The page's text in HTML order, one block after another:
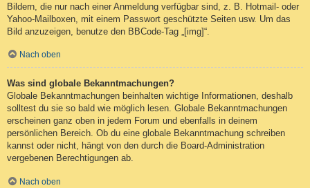
Bildern, die nur nach einer Anmeldung verfügbar sind, z. B. Hotmail- oder
Yahoo-Mailboxen, mit einem Passwort geschützte Seiten usw. Um das
Bild anzuzeigen, benutze den BBCode-Tag „[img]“.
Nach oben
Was sind globale Bekanntmachungen?
Globale Bekanntmachungen beinhalten wichtige Informationen, deshalb
solltest du sie so bald wie möglich lesen. Globale Bekanntmachungen
erscheinen ganz oben in jedem Forum und ebenfalls in deinem
persönlichen Bereich. Ob du eine globale Bekanntmachung schreiben
kannst oder nicht, hängt von den durch die Board-Administration
vergebenen Berechtigungen ab.
Nach oben